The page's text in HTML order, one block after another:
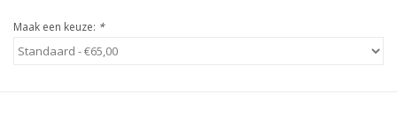
Maak een keuze: *